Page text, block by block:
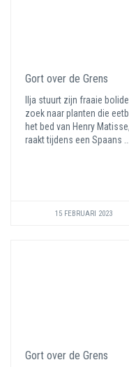
Gort over de Grens
Ilja stuurt zijn fraaie
zoek naar planten die
het bed van Henry
raakt tijdens een Spaans ...
15 FEBRUARI 2023
Gort over de Grens